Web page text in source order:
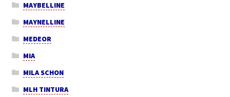
MAYBELLINE
MAYNELLINE
MEDEOR
MIA
MILA SCHON
MLH TINTURA